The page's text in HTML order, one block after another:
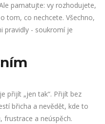
pamatujte: vy rozhodujete,
tom, co nechcete. Všechno,
pravidly - soukromí je
přijít „jen tak“. Přijít bez
břicha a nevědět, kde to
frustrace a neúspěch.